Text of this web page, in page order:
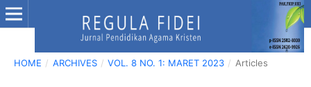
HOME / ARCHIVES / VOL. 8 NO. 1: MARET 2023 / Articles